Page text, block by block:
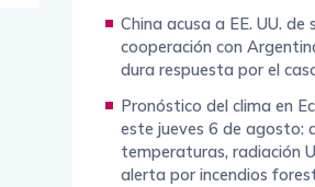
China acusa a EE. UU.
cooperación con
dura respuesta por el
Pronóstico del clima en
este jueves 6 de agosto:
temperaturas, radiación
alerta por incendios